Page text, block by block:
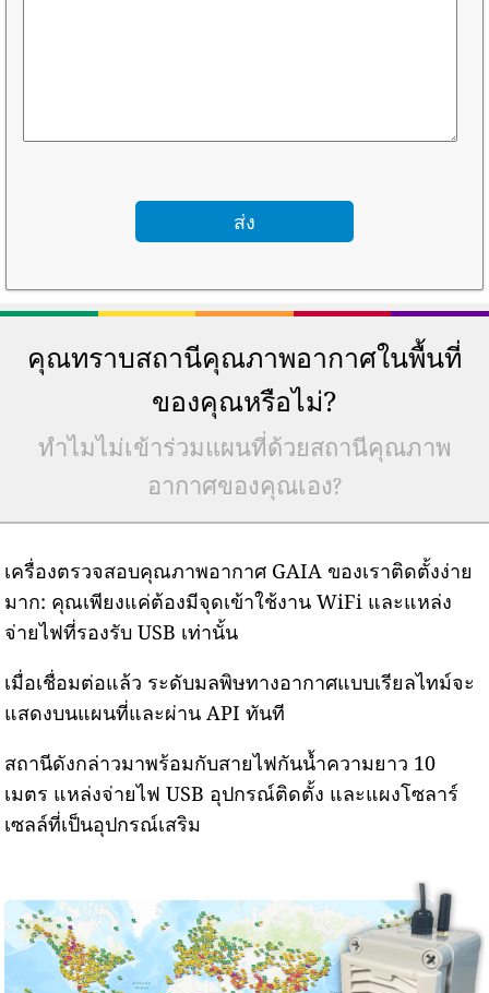
คุณทราบสถานีคุณภาพอากาศในพื้นที่
ของคุณหรือไม่?
ทำไมไม่เข้าร่วมแผนที่ด้วยสถานีคุณภาพ
อากาศของคุณเอง?
เครื่องตรวจสอบคุณภาพอากาศ GAIA ของเราติดตั้งง่าย
มาก: คุณเพียงแค่ต้องมีจุดเข้าใช้งาน WiFi และแหล่ง
จ่ายไฟที่รองรับ USB เท่านั้น
เมื่อเชื่อมต่อแล้ว ระดับมลพิษทางอากาศแบบเรียลไทม์จะ
แสดงบนแผนที่และผ่าน API ทันที
สถานีดังกล่าวมาพร้อมกับสายไฟกันน้ำความยาว 10
เมตร แหล่งจ่ายไฟ USB อุปกรณ์ติดตั้ง และแผงโซลาร์
เซลล์ที่เป็นอุปกรณ์เสริม